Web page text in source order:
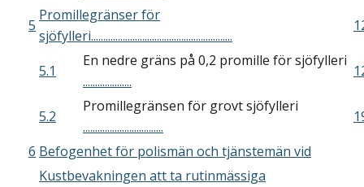
5
Promillegränser för
sjöfylleri..........................................................
5.1
En nedre gräns på 0,2 promille för sjöfylleri
....................
5.2
Promillegränsen för grovt sjöfylleri
.................................
6 Befogenhet för polismän och tjänstemän vid
Kustbevakningen att ta rutinmässiga